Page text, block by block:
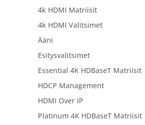
4k HDMI Matriisit
4k HDMI Valitsimet
Ääni
Esitysvalitsimet
Essential 4K HDBaseT Matriisit
HDCP Management
HDMI Over IP
Platinum 4K HDBaseT Matriisit